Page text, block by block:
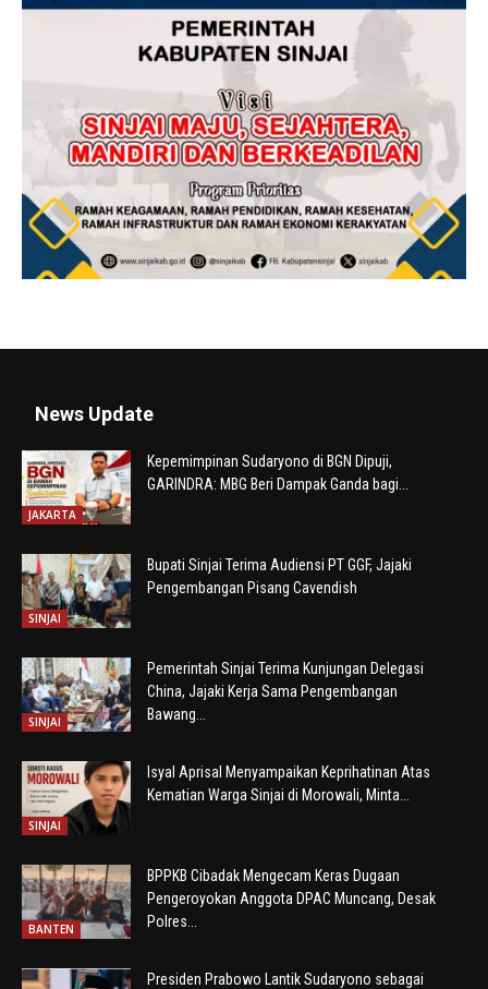
News Update
JAKARTA
Kepemimpinan Sudaryono di BGN Dipuji,
GARINDRA: MBG Beri Dampak Ganda bagi...
SINJAI
Bupati Sinjai Terima Audiensi PT GGF, Jajaki
Pengembangan Pisang Cavendish
SINJAI
Pemerintah Sinjai Terima Kunjungan Delegasi
China, Jajaki Kerja Sama Pengembangan
Bawang...
SINJAI
Isyal Aprisal Menyampaikan Keprihatinan Atas
Kematian Warga Sinjai di Morowali, Minta...
BANTEN
BPPKB Cibadak Mengecam Keras Dugaan
Pengeroyokan Anggota DPAC Muncang, Desak
Polres...
Presiden Prabowo Lantik Sudaryono sebagai